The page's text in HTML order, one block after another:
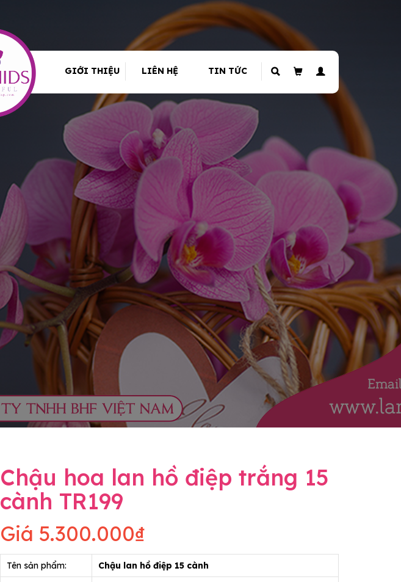
GIỚI THIỆU LIÊN HỆ TIN TỨC
Chậu hoa lan hồ điệp trắng 15
cành TR199
Giá 5.300.000₫
Tên sản phẩm: Chậu lan hồ điệp 15 cành